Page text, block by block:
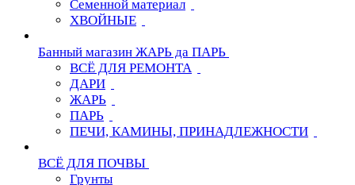
Семенной материал
ХВОЙНЫЕ
Банный магазин ЖАРЬ да ПАРЬ
ВСЁ ДЛЯ РЕМОНТА
ДАРИ
ЖАРЬ
ПАРЬ
ПЕЧИ, КАМИНЫ, ПРИНАДЛЕЖНОСТИ
ВСЁ ДЛЯ ПОЧВЫ
Грунты